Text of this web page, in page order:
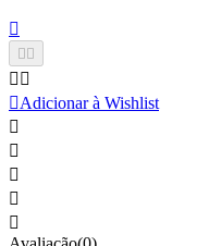

 
 
Adicionar à Wishlist




